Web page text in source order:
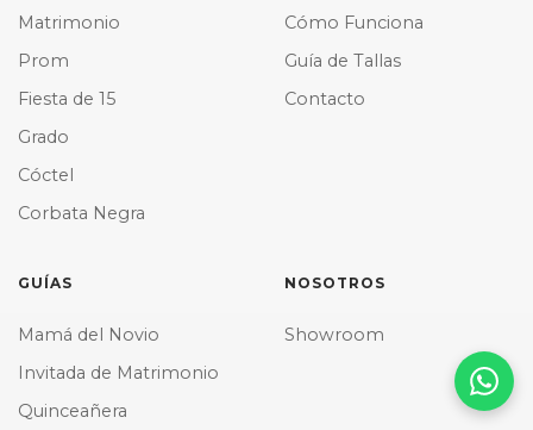
Matrimonio
Prom
Fiesta de 15
Grado
Cóctel
Corbata Negra
Cómo Funciona
Guía de Tallas
Contacto
GUÍAS
Mamá del Novio
Invitada de Matrimonio
Quinceañera
NOSOTROS
Showroom